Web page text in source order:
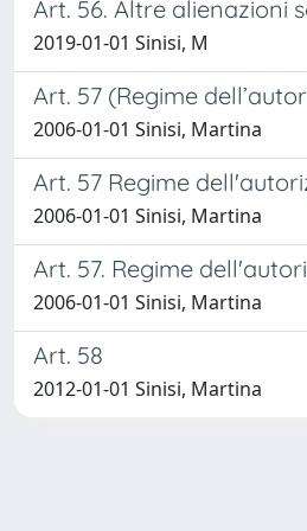
Art. 56. Altre alienazioni
2019-01-01 Sinisi, M
Art. 57 (Regime
2006-01-01 Sinisi, Martina
Art. 57 Regime
2006-01-01 Sinisi, Martina
Art. 57. Regime
2006-01-01 Sinisi, Martina
Art. 58
2012-01-01 Sinisi, Martina